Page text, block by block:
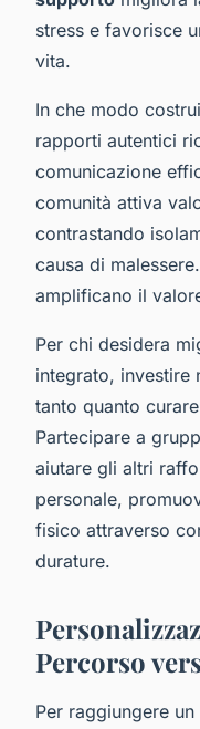
stress e favorisce
vita.
In che modo
rapporti autentici
comunicazione
comunità attiva
contrastando
causa di
amplificano il
Per chi desidera
integrato, investire
tanto quanto
Partecipare a
aiutare gli altri
personale,
fisico attraverso
durature.
Percorso
Per raggiungere un